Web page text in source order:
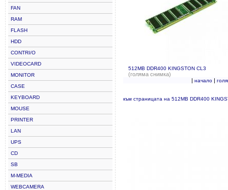
FAN
RAM
FLASH
HDD
CONTRI/O
VIDEOCARD
MONITOR
CASE
KEYBOARD
MOUSE
PRINTER
LAN
UPS
CD
SB
M-MEDIA
WEBCAMERA
512MB DDR400 KINGSTON CL3
(голяма снимка)
|начало |
към страницата на 512MB DDR400